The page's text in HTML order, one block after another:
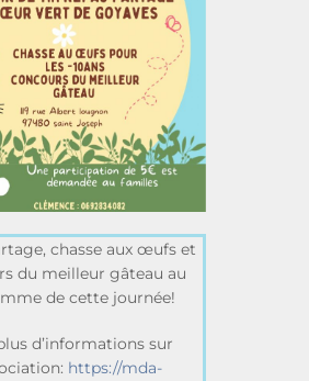
chasse aux œufs et
du meilleur gâteau au
de cette journée!
d’informations sur
https://mda-